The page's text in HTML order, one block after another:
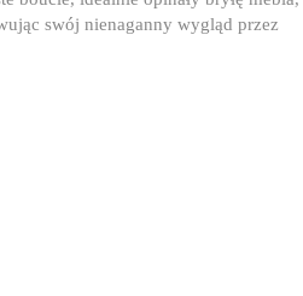
swój nienaganny wygląd przez